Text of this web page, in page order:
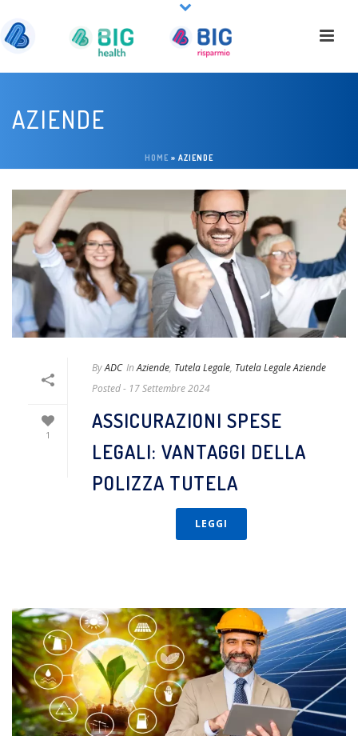
AZIENDE
HOME » AZIENDE
1
ByADC In Aziende, Tutela Legale, Tutela Legale Aziende
Posted- 17 Settembre 2024
ASSICURAZIONI SPESE
LEGALI: VANTAGGI DELLA
POLIZZA TUTELA
LEGGI